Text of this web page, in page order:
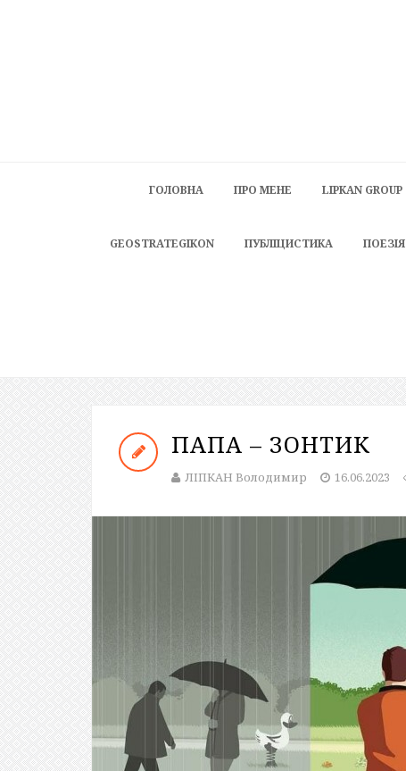
ГОЛОВНА ПРО МЕНЕ LIPKAN GROUP
GEOSTRATEGIKON ПУБЛІЦИСТИКА ПОЕЗІЯ
ПАПА – ЗОНТИК
ЛІПКАН Володимир 16.06.2023